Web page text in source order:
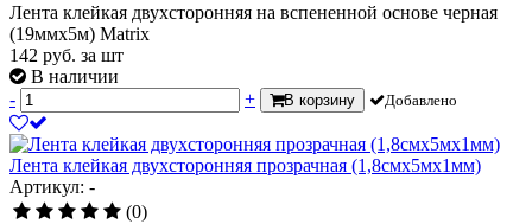
Лента клейкая двухсторонняя на вспененной основе черная
(19ммх5м) Matrix
142 руб. за шт
В наличии
-
+ В корзину Добавлено
Лента клейкая двухсторонняя прозрачная (1,8смх5мх1мм)
Артикул: -
(0)